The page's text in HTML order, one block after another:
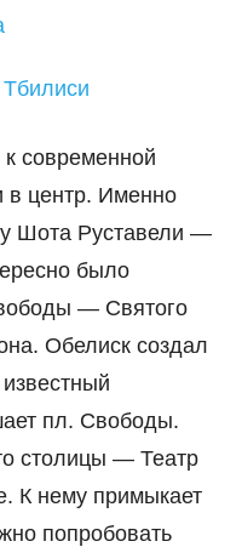
к современной
в центр. Именно
Шота Руставели —
было
— Святого
Обелиск создал
пл. Свободы.
столицы — Театр
К нему примыкает
попробовать